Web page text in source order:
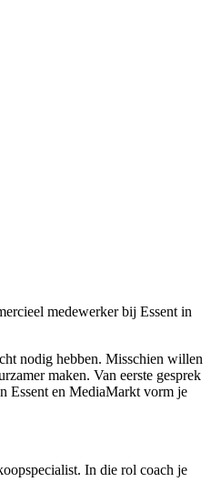
medewerker bij Essent in
nodig hebben. Misschien willen
maken. Van eerste gesprek
Essent en MediaMarkt vorm je
In die rol coach je